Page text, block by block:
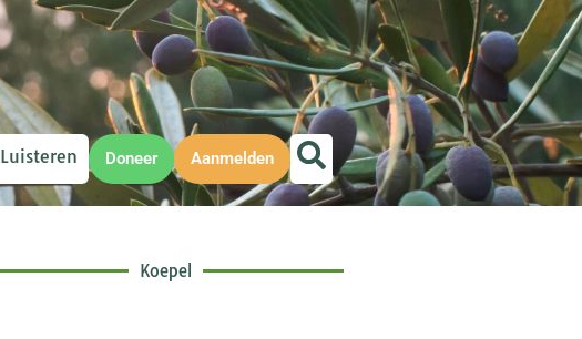
Luisteren Doneer Aanmelden
Koepel